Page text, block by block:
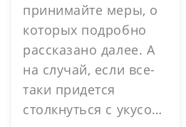
принимайте меры, о
которых подробно
рассказано далее. А
на случай, если все-
таки придется
столкнуться с укусом,